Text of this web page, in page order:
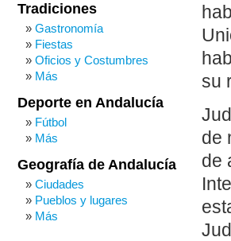
su
de
de
Tradiciones
Gastronomía
Fiestas
Oficios y Costumbres
Más
Deporte en Andalucía
Fútbol
Más
Geografía de Andalucía
Ciudades
Pueblos y lugares
Más